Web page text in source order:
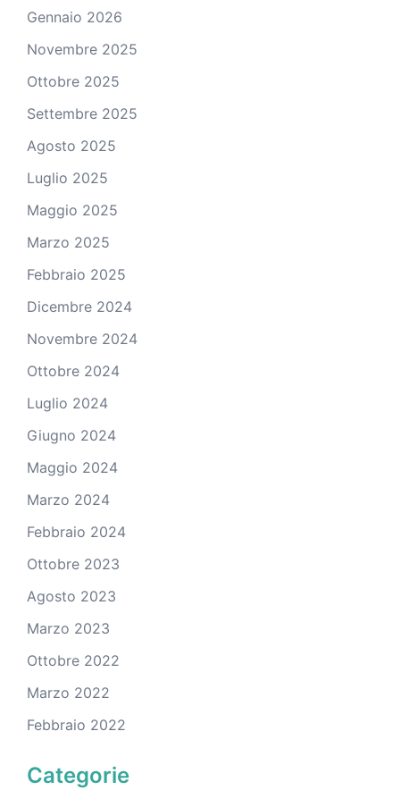
Gennaio 2026
Novembre 2025
Ottobre 2025
Settembre 2025
Agosto 2025
Luglio 2025
Maggio 2025
Marzo 2025
Febbraio 2025
Dicembre 2024
Novembre 2024
Ottobre 2024
Luglio 2024
Giugno 2024
Maggio 2024
Marzo 2024
Febbraio 2024
Ottobre 2023
Agosto 2023
Marzo 2023
Ottobre 2022
Marzo 2022
Febbraio 2022
Categorie